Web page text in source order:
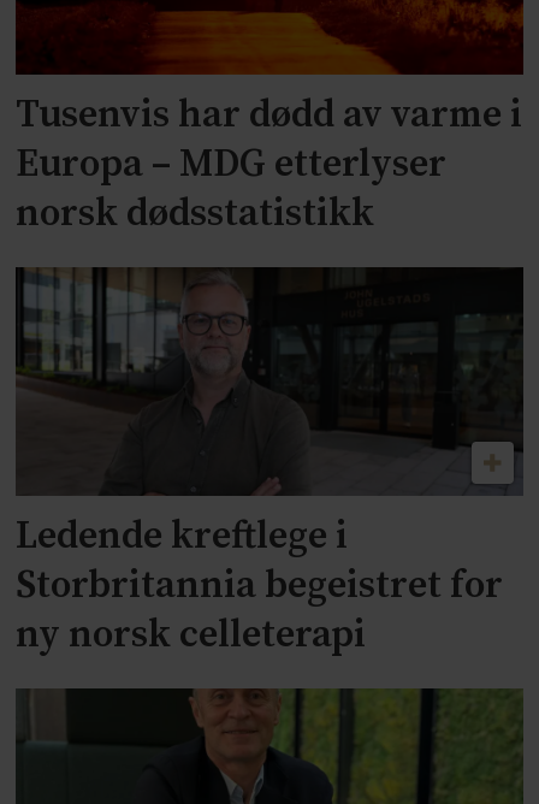
Tusenvis har dødd av varme i
Europa – MDG etterlyser
norsk dødsstatistikk
Ledende kreftlege i
Storbritannia begeistret for
ny norsk celleterapi